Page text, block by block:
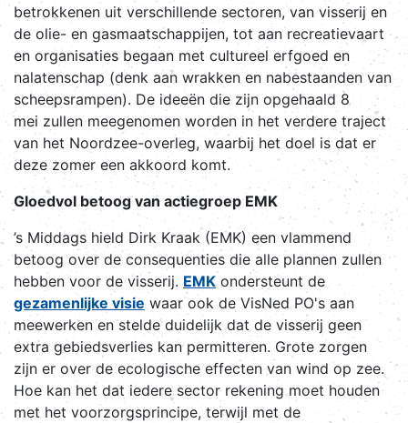
betrokkenen uit verschillende sectoren, van visserij en
de olie- en gasmaatschappijen, tot aan recreatievaart
en organisaties begaan met cultureel erfgoed en
nalatenschap (denk aan wrakken en nabestaanden van
scheepsrampen). De ideeën die zijn opgehaald 8
mei zullen meegenomen worden in het verdere traject
van het Noordzee-overleg, waarbij het doel is dat er
deze zomer een akkoord komt.
Gloedvol betoog van actiegroep EMK
’s Middags hield Dirk Kraak (EMK) een vlammend
betoog over de consequenties die alle plannen zullen
hebben voor de visserij. EMK ondersteunt de
gezamenlijke visiewaar ook de VisNed PO's aan
meewerken en stelde duidelijk dat de visserij geen
extra gebiedsverlies kan permitteren. Grote zorgen
zijn er over de ecologische effecten van wind op zee.
Hoe kan het dat iedere sector rekening moet houden
met het voorzorgsprincipe, terwijl met de